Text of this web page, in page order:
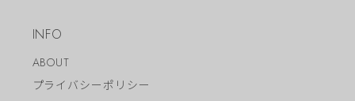
INFO
ABOUT
プライバシーポリシー